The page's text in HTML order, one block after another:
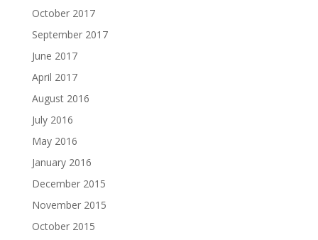
October 2017
September 2017
June 2017
April 2017
August 2016
July 2016
May 2016
January 2016
December 2015
November 2015
October 2015